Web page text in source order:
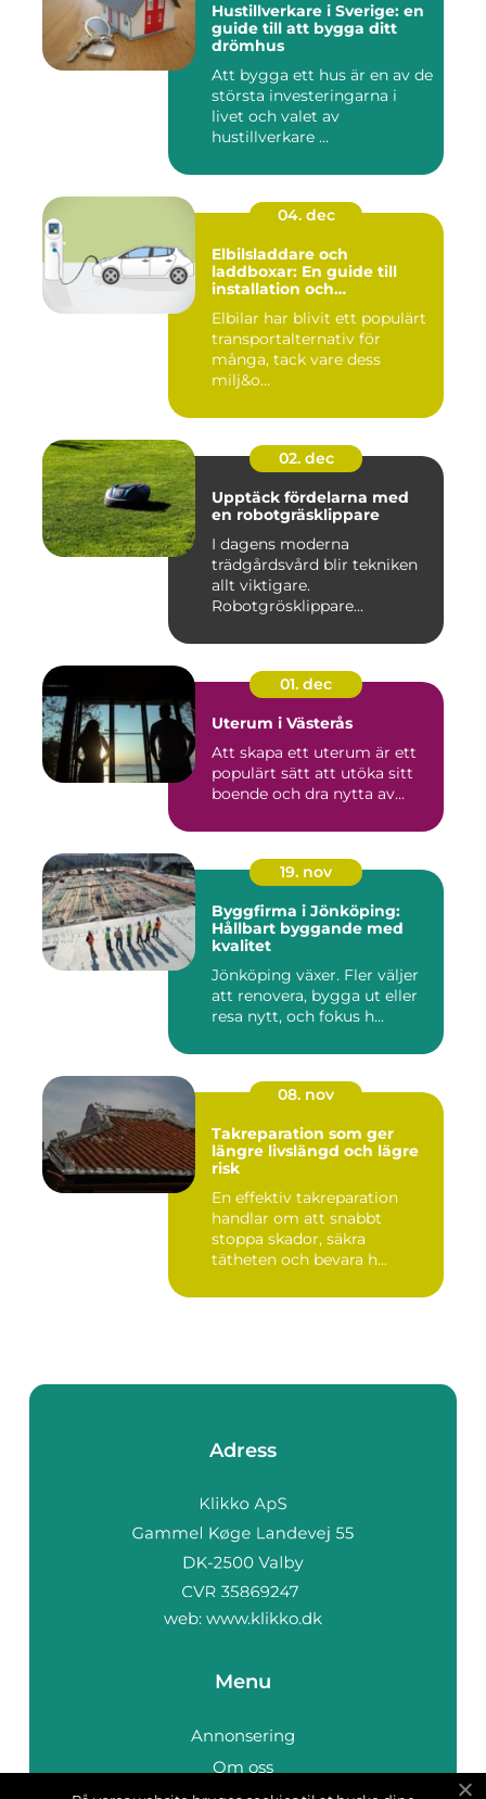
Hustillverkare i Sverige: en
guide till att bygga ditt
drömhus
Att bygga ett hus är en av de
största investeringarna i
livet och valet av
hustillverkare ...
04. dec
Elbilsladdare och
laddboxar: En guide till
installation och
Elbilar har blivit ett populärt
transportalternativ för
många, tack vare dess
milj&o...
02. dec
Upptäck fördelarna med
en robotgräsklippare
I dagens moderna
trädgårdsvård blir tekniken
allt viktigare.
Robotgrösklippare...
01. dec
Uterum i Västerås
Att skapa ett uterum är ett
populärt sätt att utöka sitt
boende och dra nytta av...
19. nov
Byggfirma i Jönköping:
Hållbart byggande med
kvalitet
Jönköping växer. Fler väljer
att renovera, bygga ut eller
resa nytt, och fokus h...
08. nov
Takreparation som ger
längre livslängd och lägre
risk
En effektiv takreparation
handlar om att snabbt
stoppa skador, säkra
tätheten och bevara h...
Adress
web: www.klikko.dk
Menu
Annonsering
Om oss